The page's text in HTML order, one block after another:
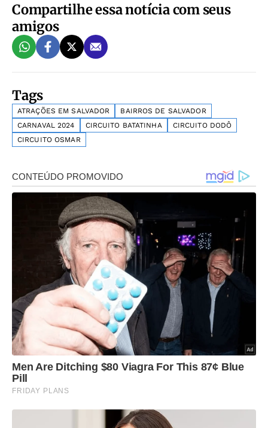
Compartilhe essa notícia com seus
amigos
Tags
ATRAÇÕES EM SALVADOR
BAIRROS DE SALVADOR
CARNAVAL 2024
CIRCUITO BATATINHA
CIRCUITO DODÔ
CIRCUITO OSMAR